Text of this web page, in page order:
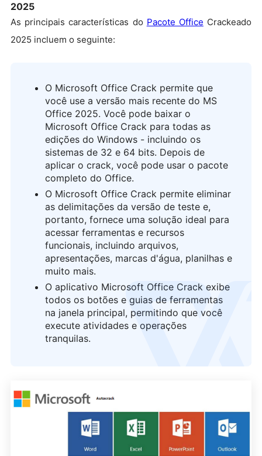
2025
As principais características do Pacote Office Crackeado
2025 incluem o seguinte:
O Microsoft Office Crack permite que
você use a versão mais recente do MS
Office 2025. Você pode baixar o
Microsoft Office Crack para todas as
edições do Windows - incluindo os
sistemas de 32 e 64 bits. Depois de
aplicar o crack, você pode usar o pacote
completo do Office.
O Microsoft Office Crack permite eliminar
as delimitações da versão de teste e,
portanto, fornece uma solução ideal para
acessar ferramentas e recursos
funcionais, incluindo arquivos,
apresentações, marcas d'água, planilhas e
muito mais.
O aplicativo Microsoft Office Crack exibe
todos os botões e guias de ferramentas
na janela principal, permitindo que você
execute atividades e operações
tranquilas.
logo